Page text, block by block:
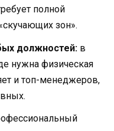
полной
зон».
должностей: в
нужна физическая
и топ-менеджеров,